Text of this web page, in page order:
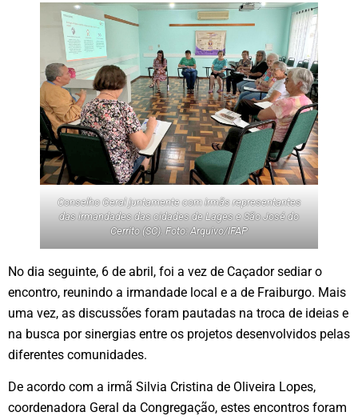
Conselho Geral juntamente com irmãs representantes
das irmandades das cidades de Lages e São José do
Cerrito (SC). Foto: Arquivo/IFAP
No dia seguinte, 6 de abril, foi a vez de Caçador sediar o
encontro, reunindo a irmandade local e a de Fraiburgo. Mais
uma vez, as discussões foram pautadas na troca de ideias e
na busca por sinergias entre os projetos desenvolvidos pelas
diferentes comunidades.
De acordo com a irmã Silvia Cristina de Oliveira Lopes,
coordenadora Geral da Congregação, estes encontros foram